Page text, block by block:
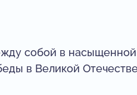
собой в
в Великой